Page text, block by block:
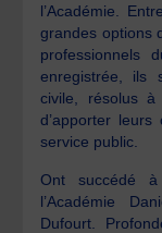
l’Académie.
grandes options
professionnels
enregistrée, ils
civile, résolus
d’apporter
service public.
Ont succédé
l’Académie
Dufourt.